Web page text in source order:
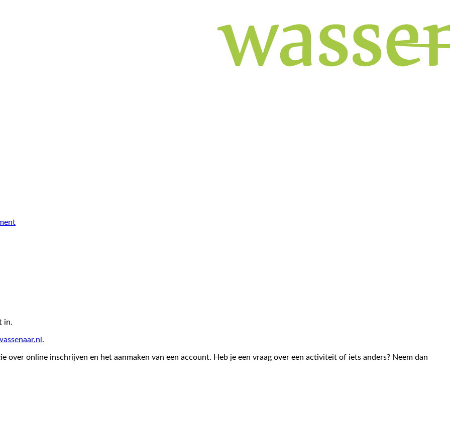
in.
.
over online inschrijven en het aanmaken van een account. Heb je een vraag over een activiteit of iets anders? Neem dan